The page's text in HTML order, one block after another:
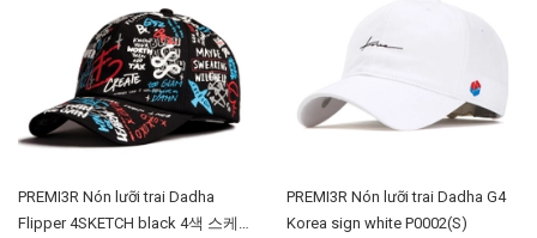
PREMI3R Nón lưỡi trai Dadha
Flipper 4SKETCH black 4색 스케
PREMI3R Nón lưỡi trai Dadha G4
Korea sign white P0002(S)